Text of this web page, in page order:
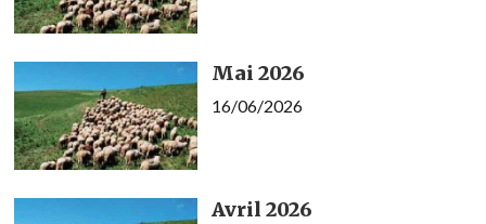
Mai 2026
16/06/2026
Avril 2026